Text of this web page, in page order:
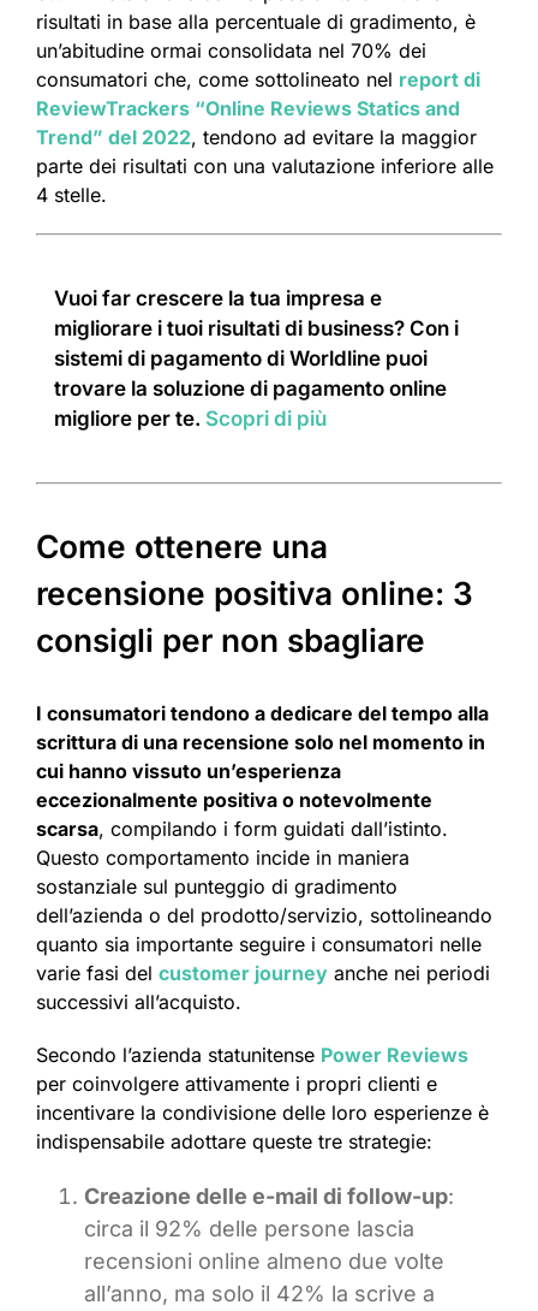
risultati in base alla percentuale di gradimento, è
un’abitudine ormai consolidata nel 70% dei
consumatori che, come sottolineato nel report di
ReviewTrackers “Online Reviews Statics and
Trend” del 2022, tendono ad evitare la maggior
parte dei risultati con una valutazione inferiore alle
4 stelle.
Vuoi far crescere la tua impresa e
migliorare i tuoi risultati di business? Con i
sistemi di pagamento di Worldline puoi
trovare la soluzione di pagamento online
migliore per te. Scopri di più
Come ottenere una
recensione positiva online: 3
consigli per non sbagliare
I consumatori tendono a dedicare del tempo alla
scrittura di una recensione solo nel momento in
cui hanno vissuto un’esperienza
eccezionalmente positiva o notevolmente
scarsa, compilando i form guidati dall’istinto.
Questo comportamento incide in maniera
sostanziale sul punteggio di gradimento
dell’azienda o del prodotto/servizio, sottolineando
quanto sia importante seguire i consumatori nelle
varie fasi del customer journey anche nei periodi
successivi all’acquisto.
Secondo l’azienda statunitense Power Reviews
per coinvolgere attivamente i propri clienti e
incentivare la condivisione delle loro esperienze è
indispensabile adottare queste tre strategie:
Creazione delle e-mail di follow-up:
circa il 92% delle persone lascia
recensioni online almeno due volte
all’anno, ma solo il 42% la scrive a